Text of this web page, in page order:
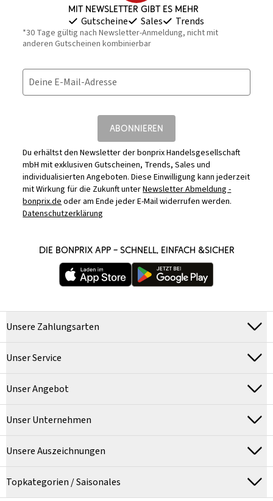
Mit Newsletter gibt es mehr
Gutscheine Sales Trends
*30 Tage gültig nach Newsletter-Anmeldung, nicht mit
anderen Gutscheinen kombinierbar
Deine E-Mail-Adresse
ABONNIEREN
Du erhältst den Newsletter der bonprix Handelsgesellschaft
mbH mit exklusiven Gutscheinen, Trends, Sales und
individualisierten Angeboten. Diese Einwilligung kann jederzeit
mit Wirkung für die Zukunft unterNewsletter Abmeldung -
bonprix.deoder am Ende jeder E-Mail widerrufen werden.
Datenschutzerklärung
DIE BONPRIX APP – SCHNELL, EINFACH &SICHER
Unsere Zahlungsarten
Unser Service
Unser Angebot
Unser Unternehmen
Unsere Auszeichnungen
Topkategorien / Saisonales